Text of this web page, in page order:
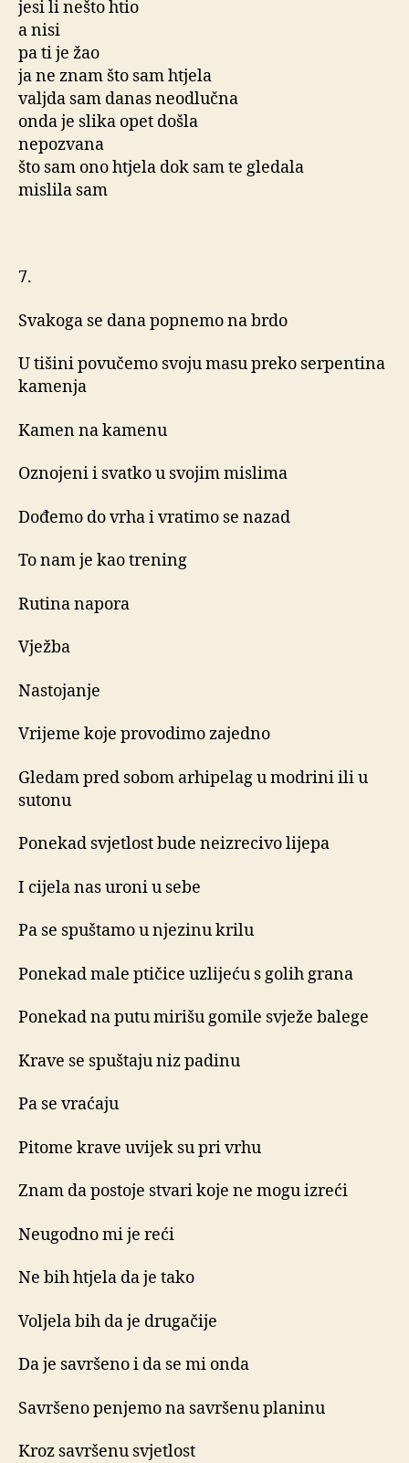
jesi li nešto htio
a nisi
pa ti je žao
ja ne znam što sam htjela
valjda sam danas neodlučna
onda je slika opet došla
nepozvana
što sam ono htjela dok sam te gledala
mislila sam
7.
Svakoga se dana popnemo na brdo
U tišini povučemo svoju masu preko serpentina
kamenja
Kamen na kamenu
Oznojeni i svatko u svojim mislima
Dođemo do vrha i vratimo se nazad
To nam je kao trening
Rutina napora
Vježba
Nastojanje
Vrijeme koje provodimo zajedno
Gledam pred sobom arhipelag u modrini ili u
sutonu
Ponekad svjetlost bude neizrecivo lijepa
I cijela nas uroni u sebe
Pa se spuštamo u njezinu krilu
Ponekad male ptičice uzlijeću s golih grana
Ponekad na putu mirišu gomile svježe balege
Krave se spuštaju niz padinu
Pa se vraćaju
Pitome krave uvijek su pri vrhu
Znam da postoje stvari koje ne mogu izreći
Neugodno mi je reći
Ne bih htjela da je tako
Voljela bih da je drugačije
Da je savršeno i da se mi onda
Savršeno penjemo na savršenu planinu
Kroz savršenu svjetlost